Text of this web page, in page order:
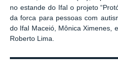
no estande do Ifal o projeto
da forca para pessoas com
do Ifal Maceió, Mônica Ximenes,
Roberto Lima.